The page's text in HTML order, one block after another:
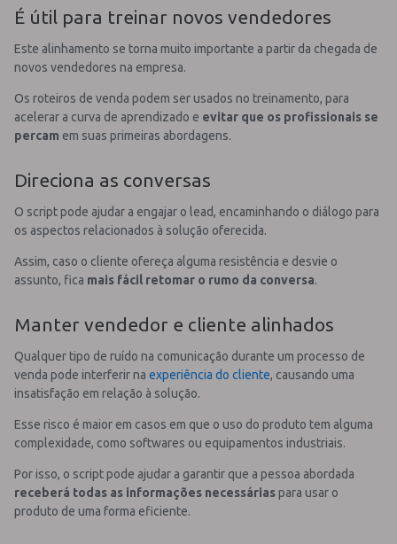
É útil para treinar novos vendedores
Este alinhamento se torna muito importante a partir da chegada de
novos vendedores na empresa.
Os roteiros de venda podem ser usados no treinamento, para
acelerar a curva de aprendizado e evitar que os profissionais se
percam em suas primeiras abordagens.
Direciona as conversas
O script pode ajudar a engajar o lead, encaminhando o diálogo para
os aspectos relacionados à solução oferecida.
Assim, caso o cliente ofereça alguma resistência e desvie o
assunto, fica mais fácil retomar o rumo da conversa.
Manter vendedor e cliente alinhados
Qualquer tipo de ruído na comunicação durante um processo de
venda pode interferir na experiência do cliente, causando uma
insatisfação em relação à solução.
Esse risco é maior em casos em que o uso do produto tem alguma
complexidade, como softwares ou equipamentos industriais.
Por isso, o script pode ajudar a garantir que a pessoa abordada
receberá todas as informações necessáriaspara usar o
produto de uma forma eficiente.